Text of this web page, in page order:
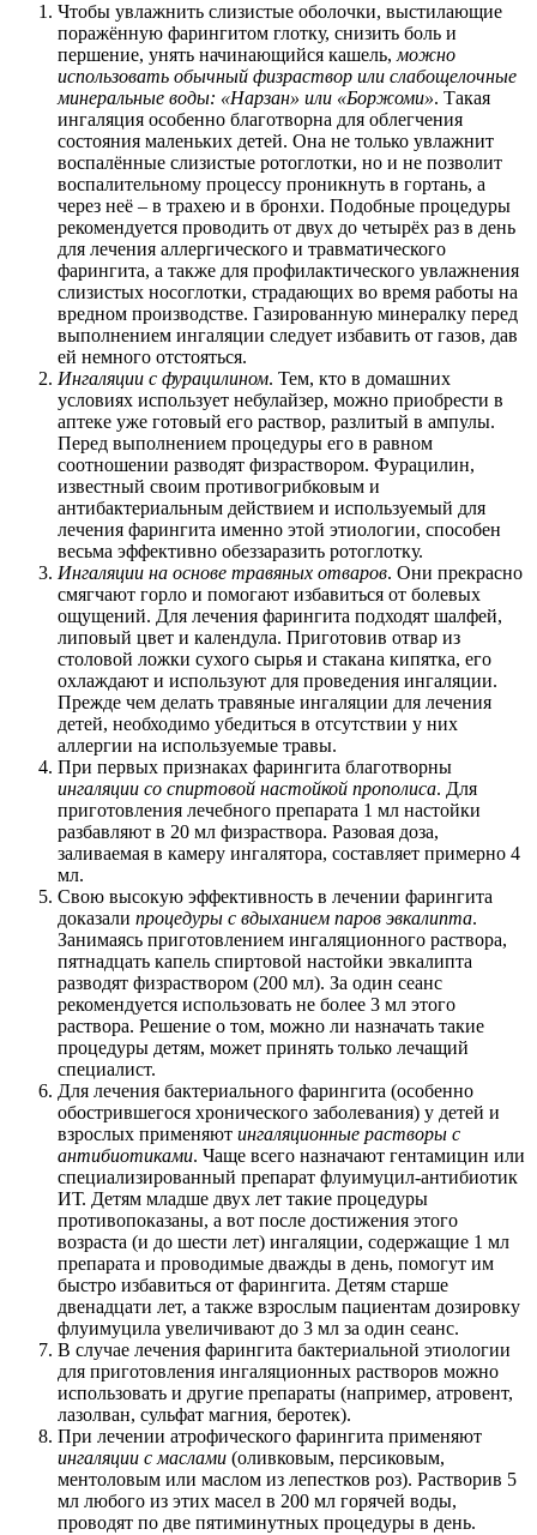
Чтобы увлажнить слизистые оболочки, выстилающие
поражённую фарингитом глотку, снизить боль и
першение, унять начинающийся кашель, можно
использовать обычный физраствор или слабощелочные
минеральные воды: «Нарзан» или «Боржоми». Такая
ингаляция особенно благотворна для облегчения
состояния маленьких детей. Она не только увлажнит
воспалённые слизистые ротоглотки, но и не позволит
воспалительному процессу проникнуть в гортань, а
через неё – в трахею и в бронхи. Подобные процедуры
рекомендуется проводить от двух до четырёх раз в день
для лечения аллергического и травматического
фарингита, а также для профилактического увлажнения
слизистых носоглотки, страдающих во время работы на
вредном производстве. Газированную минералку перед
выполнением ингаляции следует избавить от газов, дав
ей немного отстояться.
Ингаляции с фурацилином. Тем, кто в домашних
условиях использует небулайзер, можно приобрести в
аптеке уже готовый его раствор, разлитый в ампулы.
Перед выполнением процедуры его в равном
соотношении разводят физраствором. Фурацилин,
известный своим противогрибковым и
антибактериальным действием и используемый для
лечения фарингита именно этой этиологии, способен
весьма эффективно обеззаразить ротоглотку.
Ингаляции на основе травяных отваров. Они прекрасно
смягчают горло и помогают избавиться от болевых
ощущений. Для лечения фарингита подходят шалфей,
липовый цвет и календула. Приготовив отвар из
столовой ложки сухого сырья и стакана кипятка, его
охлаждают и используют для проведения ингаляции.
Прежде чем делать травяные ингаляции для лечения
детей, необходимо убедиться в отсутствии у них
аллергии на используемые травы.
При первых признаках фарингита благотворны
ингаляции со спиртовой настойкой прополиса. Для
приготовления лечебного препарата 1 мл настойки
разбавляют в 20 мл физраствора. Разовая доза,
заливаемая в камеру ингалятора, составляет примерно 4
мл.
Свою высокую эффективность в лечении фарингита
доказали процедуры с вдыханием паров эвкалипта.
Занимаясь приготовлением ингаляционного раствора,
пятнадцать капель спиртовой настойки эвкалипта
разводят физраствором (200 мл). За один сеанс
рекомендуется использовать не более 3 мл этого
раствора. Решение о том, можно ли назначать такие
процедуры детям, может принять только лечащий
специалист.
Для лечения бактериального фарингита (особенно
обострившегося хронического заболевания) у детей и
взрослых применяют ингаляционные растворы с
антибиотиками. Чаще всего назначают гентамицин или
специализированный препарат флуимуцил-антибиотик
ИТ. Детям младше двух лет такие процедуры
противопоказаны, а вот после достижения этого
возраста (и до шести лет) ингаляции, содержащие 1 мл
препарата и проводимые дважды в день, помогут им
быстро избавиться от фарингита. Детям старше
двенадцати лет, а также взрослым пациентам дозировку
флуимуцила увеличивают до 3 мл за один сеанс.
В случае лечения фарингита бактериальной этиологии
для приготовления ингаляционных растворов можно
использовать и другие препараты (например, атровент,
лазолван, сульфат магния, беротек).
При лечении атрофического фарингита применяют
ингаляции с маслами (оливковым, персиковым,
ментоловым или маслом из лепестков роз). Растворив 5
мл любого из этих масел в 200 мл горячей воды,
проводят по две пятиминутных процедуры в день.